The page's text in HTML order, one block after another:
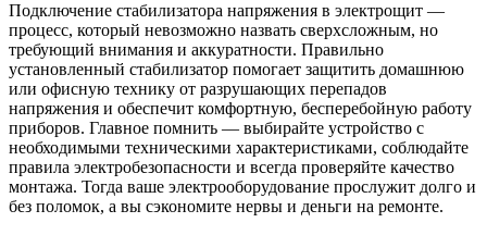
Подключение стабилизатора напряжения в электрощит —
процесс, который невозможно назвать сверхсложным, но
требующий внимания и аккуратности. Правильно
установленный стабилизатор помогает защитить домашнюю
или офисную технику от разрушающих перепадов
напряжения и обеспечит комфортную, бесперебойную работу
приборов. Главное помнить — выбирайте устройство с
необходимыми техническими характеристиками, соблюдайте
правила электробезопасности и всегда проверяйте качество
монтажа. Тогда ваше электрооборудование прослужит долго и
без поломок, а вы сэкономите нервы и деньги на ремонте.